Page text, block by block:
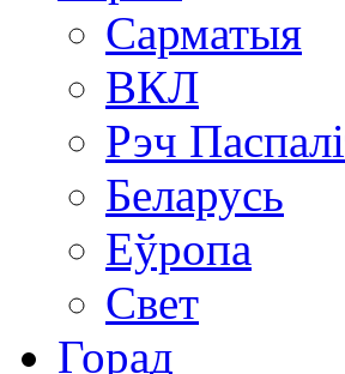
Сарматыя
ВКЛ
Рэч
Беларусь
Еўропа
Свет
Горад